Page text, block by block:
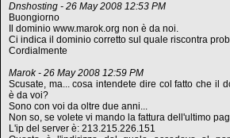
Dnshosting - 26 May 2008 12:53 PM
Buongiorno
Il dominio www.marok.org non è da noi.
Ci indica il dominio corretto sul quale riscontra
Cordialmente
Marok - 26 May 2008 12:59 PM
Scusate, ma... cosa intendete dire col fatto che il
è da voi?
Sono con voi da oltre due anni...
Non so, se volete vi mando la fattura dell'ultimo
L'ip del server è: 213.215.226.151